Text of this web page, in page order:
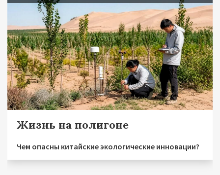
Жизнь на полигоне
Чем опасны китайские экологические инновации?